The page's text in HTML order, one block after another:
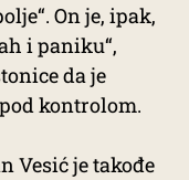
On je, ipak,
i paniku“,
da je
kontrolom.
Vesić je takođe